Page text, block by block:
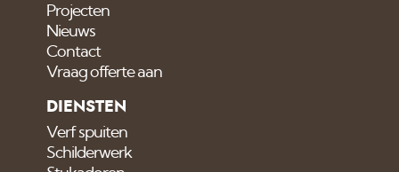
Projecten
Nieuws
Contact
Vraag offerte aan
DIENSTEN
Verf spuiten
Schilderwerk